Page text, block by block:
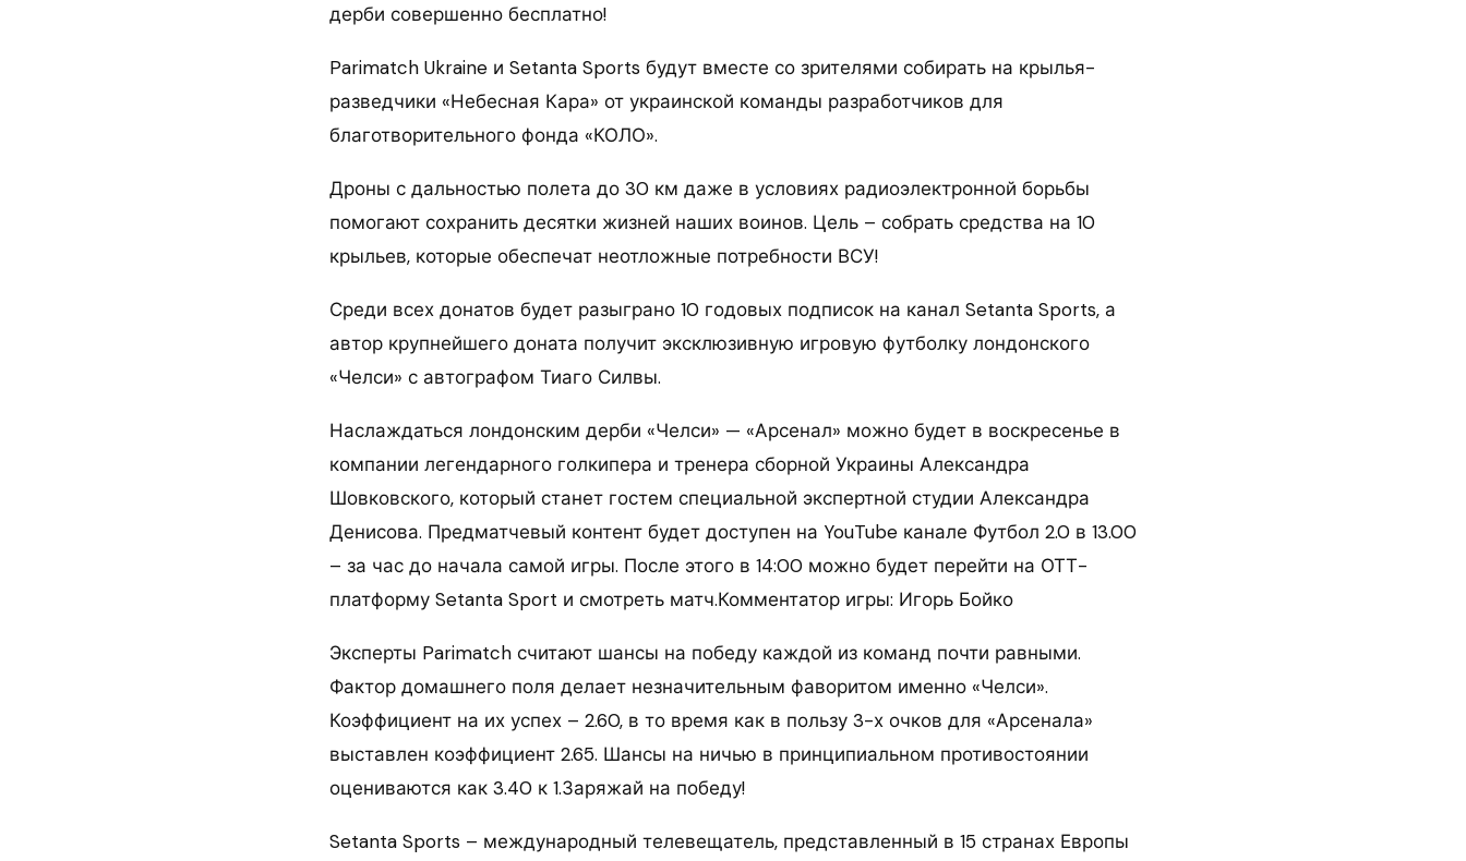
дерби совершенно бесплатно!
Parimatch Ukraine и Setanta Sports будут вместе со зрителями собирать на крылья-
разведчики «Небесная Кара» от украинской команды разработчиков для
благотворительного фонда «КОЛО».
Дроны с дальностью полета до 30 км даже в условиях радиоэлектронной борьбы
помогают сохранить десятки жизней наших воинов. Цель – собрать средства на 10
крыльев, которые обеспечат неотложные потребности ВСУ!
Среди всех донатов будет разыграно 10 годовых подписок на канал Setanta Sports, а
автор крупнейшего доната получит эксклюзивную игровую футболку лондонского
«Челси» с автографом Тиаго Силвы.
Наслаждаться лондонским дерби «Челси» — «Арсенал» можно будет в воскресенье в
компании легендарного голкипера и тренера сборной Украины Александра
Шовковского, который станет гостем специальной экспертной студии Александра
Денисова. Предматчевый контент будет доступен на YouTube канале Футбол 2.0 в 13.00
– за час до начала самой игры. После этого в 14:00 можно будет перейти на ОТТ-
платформу Setanta Sport и смотреть матч.Комментатор игры: Игорь Бойко
Эксперты Parimatch считают шансы на победу каждой из команд почти равными.
Фактор домашнего поля делает незначительным фаворитом именно «Челси».
Коэффициент на их успех – 2.60, в то время как в пользу 3-х очков для «Арсенала»
выставлен коэффициент 2.65. Шансы на ничью в принципиальном противостоянии
оцениваются как 3.40 к 1.Заряжай на победу!
Setanta Sports – международный телевещатель, представленный в 15 странах Европы